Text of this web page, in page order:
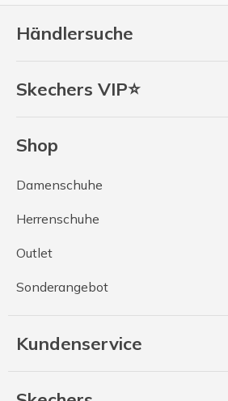
Händlersuche
Skechers VIP⭐
Shop
Damenschuhe
Herrenschuhe
Outlet
Sonderangebot
Kundenservice